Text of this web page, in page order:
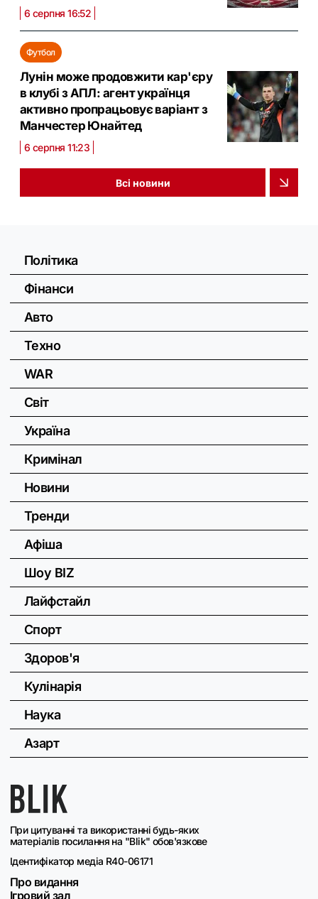
6 серпня 16:52
Футбол
Лунін може продовжити кар'єру
в клубі з АПЛ: агент українця
активно пропрацьовує варіант з
Манчестер Юнайтед
6 серпня 11:23
Всі новини
При цитуванні та використанні будь-яких
матеріалів посилання на "Blik" обов'язкове
Ідентифікатор медіа R40-06171
Про видання
Ігровий зал
Політика
Фінанси
Авто
Техно
WAR
Світ
Україна
Кримінал
Новини
Тренди
Афіша
Шоу BIZ
Лайфстайл
Спорт
Здоров'я
Кулінарія
Наука
Азарт